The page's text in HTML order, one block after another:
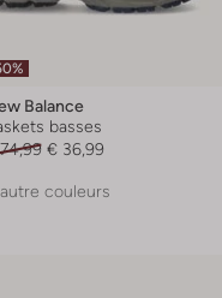
Balance
basses
€ 36,99
couleurs